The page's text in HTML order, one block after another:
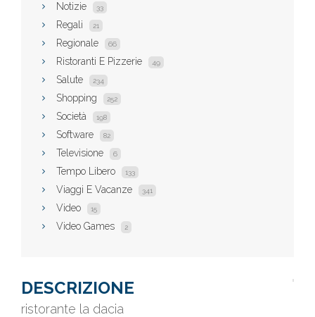
Notizie 33
Regali 21
Regionale 66
Ristoranti E Pizzerie 49
Salute 234
Shopping 252
Società 198
Software 82
Televisione 6
Tempo Libero 133
Viaggi E Vacanze 341
Video 15
Video Games 2
DESCRIZIONE
ristorante la dacia